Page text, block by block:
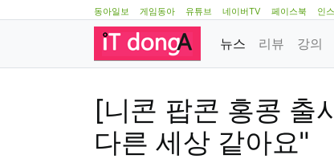
동아일보 게임동아 유튜브 네이버TV 페이스북 인
뉴스 리뷰 강의
[니콘 팝콘 홍콩 출
다른 세상 같아요"